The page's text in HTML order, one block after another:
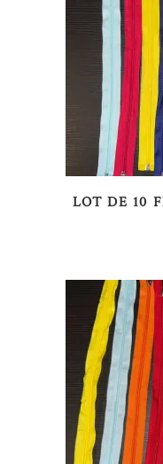
LOT DE 10